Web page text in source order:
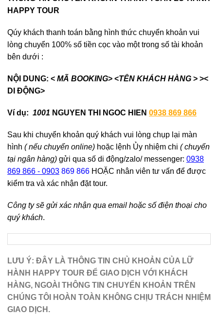
HAPPY TOUR
Qúy khách thanh toán bằng hình thức chuyển khoản vui
lòng chuyển 100% số tiền cọc vào một trong số tài khoản
bên dưới :
NỘI DUNG: < MÃ BOOKING> <TÊN KHÁCH HÀNG > ><
DI ĐỘNG>
Ví dụ: 1001 NGUYEN THI NGOC HIEN 0938 869 866
Sau khi chuyển khoản quý khách vui lòng chụp lại màn
hình ( nếu chuyển online) hoặc lệnh Ủy nhiệm chi ( chuyển
tại ngân hàng) gửi qua số di động/zalo/ messenger: 0938
869 866 - 0903 869 866 HOẶC nhân viên tư vấn để được
kiểm tra và xác nhận đặt tour.
Công ty sẽ gửi xác nhận qua email hoặc số điện thoại cho
quý khách.
LƯU Ý: ĐÂY LÀ THÔNG TIN CHỦ KHOẢN CỦA LỮ
HÀNH HAPPY TOUR ĐỂ GIAO DỊCH VỚI KHÁCH
HÀNG, NGOÀI THÔNG TIN CHUYỂN KHOẢN TRÊN
CHÚNG TÔI HOÀN TOÀN KHÔNG CHỊU TRÁCH NHIỆM
GIAO DỊCH.